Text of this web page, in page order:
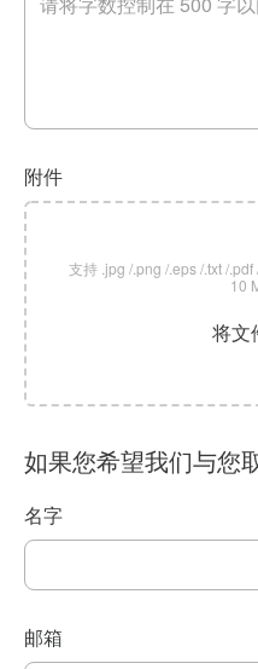
附件
支持 .jpg /.png /.eps /.txt /
10
将文
如果您希望我们与您
名字
邮箱